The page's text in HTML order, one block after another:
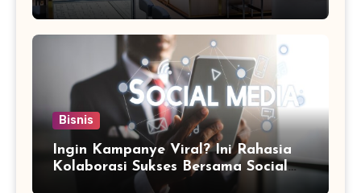
Bisnis
Ingin Kampanye Viral? Ini Rahasia
Kolaborasi Sukses Bersama Social
Media Marketing Agency